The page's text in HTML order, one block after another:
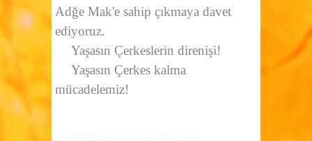
Adğe Mak'e sahip çıkmaya davet
ediyoruz.
Yaşasın Çerkeslerin direnişi!
Yaşasın Çerkes kalma
mücadelemiz!